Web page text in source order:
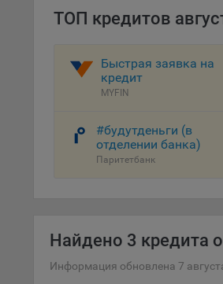
ТОП кредитов
Быстрая заявка на
кредит
MYFIN
#будутденьги (в
отделении банка)
Паритетбанк
Найдено 3 кредита
Информация обновлена 7